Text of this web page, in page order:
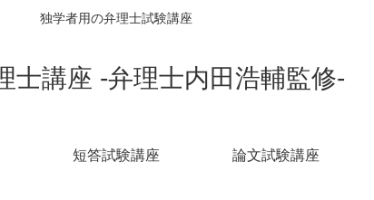
独学者用の弁理士試験講座
士講座 -弁理士内田浩輔監修-
短答試験講座 論文試験講座